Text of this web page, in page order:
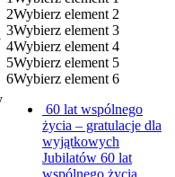
2Wybierz element 2
3Wybierz element 3
4Wybierz element 4
5Wybierz element 5
6Wybierz element 6
60 lat wspólnego
życia – gratulacje dla
wyjątkowych
Jubilatów 60 lat
wspólnego życia,